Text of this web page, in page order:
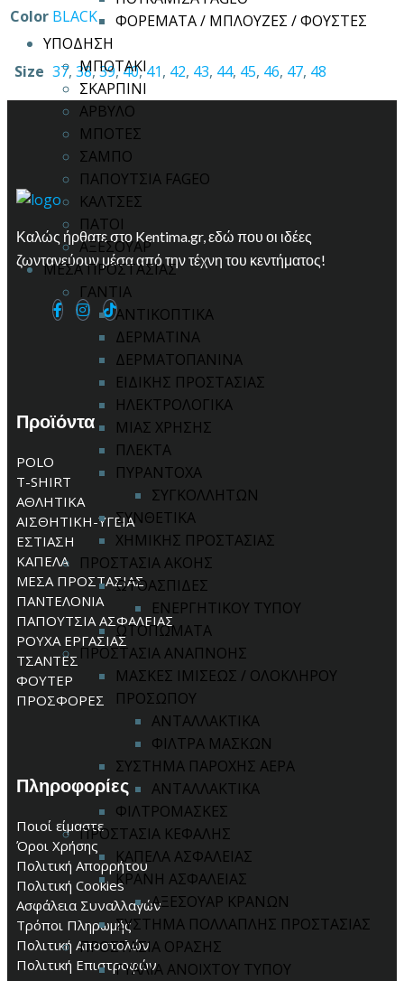
ΦΟΡΕΜΑΤΑ / ΜΠΛΟΥΖΕΣ / ΦΟΥΣΤΕΣ
ΥΠΟΔΗΣΗ
ΜΠΟΤΑΚΙ
ΣΚΑΡΠΙΝΙ
ΑΡΒΥΛΟ
ΜΠΟΤΕΣ
ΣΑΜΠΟ
ΠΑΠΟΥΤΣΙΑ FAGEO
ΚΑΛΤΣΕΣ
ΠΑΤΟΙ
ΑΞΕΣΟΥΑΡ
ΜΕΣΑ ΠΡΟΣΤΑΣΙΑΣ
ΓΑΝΤΙΑ
ΑΝΤΙΚΟΠΤΙΚΑ
ΔΕΡΜΑΤΙΝΑ
ΔΕΡΜΑΤΟΠΑΝΙΝΑ
ΕΙΔΙΚΗΣ ΠΡΟΣΤΑΣΙΑΣ
ΗΛΕΚΤΡΟΛΟΓΙΚΑ
ΜΙΑΣ ΧΡΗΣΗΣ
ΠΛΕΚΤΑ
ΠΥΡΑΝΤΟΧΑ
ΣΥΓΚΟΛΛΗΤΩΝ
ΣΥΝΘΕΤΙΚΑ
ΧΗΜΙΚΗΣ ΠΡΟΣΤΑΣΙΑΣ
ΠΡΟΣΤΑΣΙΑ ΑΚΟΗΣ
ΩΤΟΑΣΠΙΔΕΣ
ΕΝΕΡΓΗΤΙΚΟΥ ΤΥΠΟΥ
ΩΤΟΠΩΜΑΤΑ
ΠΡΟΣΤΑΣΙΑ ΑΝΑΠΝΟΗΣ
ΜΑΣΚΕΣ ΙΜΙΣΕΩΣ / ΟΛΟΚΛΗΡΟΥ
ΠΡΟΣΩΠΟΥ
ΑΝΤΑΛΛΑΚΤΙΚΑ
ΦΙΛΤΡΑ ΜΑΣΚΩΝ
ΣΥΣΤΗΜΑ ΠΑΡΟΧΗΣ ΑΕΡΑ
ΑΝΤΑΛΛΑΚΤΙΚΑ
ΦΙΛΤΡΟΜΑΣΚΕΣ
ΠΡΟΣΤΑΣΙΑ ΚΕΦΑΛΗΣ
ΚΑΠΕΛΑ ΑΣΦΑΛΕΙΑΣ
ΚΡΑΝΗ ΑΣΦΑΛΕΙΑΣ
ΑΞΕΣΟΥΑΡ ΚΡΑΝΩΝ
ΣΥΣΤΗΜΑ ΠΟΛΛΑΠΛΗΣ ΠΡΟΣΤΑΣΙΑΣ
ΠΡΟΣΤΑΣΙΑ ΟΡΑΣΗΣ
ΓΥΑΛΙΑ ΑΝΟΙΧΤΟΥ ΤΥΠΟΥ
Color BLACK
Size 37, 38,39,40,41, 42, 43, 44, 45, 46, 47, 48
Καλώς ήρθατε στο Kentima.gr, εδώ που οι ιδέες
ζωντανεύουν μέσα από την τέχνη του κεντήματος!
Προϊόντα
POLO
T-SHIRT
ΑΘΛΗΤΙΚΑ
ΑΙΣΘΗΤΙΚΗ-ΥΓΕΙΑ
ΕΣΤΙΑΣΗ
ΚΑΠΕΛΑ
ΜΕΣΑ ΠΡΟΣΤΑΣΙΑΣ
ΠΑΝΤΕΛΟΝΙΑ
ΠΑΠΟΥΤΣΙΑ ΑΣΦΑΛΕΙΑΣ
ΡΟΥΧΑ ΕΡΓΑΣΙΑΣ
ΤΣΑΝΤΕΣ
ΦΟΥΤΕΡ
ΠΡΟΣΦΟΡΕΣ
Πληροφορίες
Ποιοί είμαστε
Όροι Χρήσης
Πολιτική Απορρήτου
Πολιτική Cookies
Ασφάλεια Συναλλαγών
Τρόποι Πληρωμής
Πολιτική Αποστολών
Πολιτική Επιστροφών